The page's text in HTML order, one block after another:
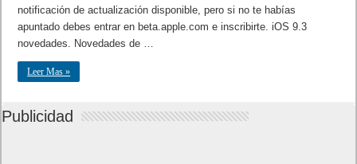
notificación de actualización disponible, pero si no te habías
apuntado debes entrar en beta.apple.com e inscribirte. iOS 9.3
novedades. Novedades de …
Leer Mas »
Publicidad